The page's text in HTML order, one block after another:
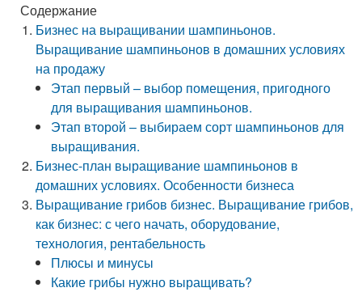
Содержание
Бизнес на выращивании шампиньонов.
Выращивание шампиньонов в домашних условиях
на продажу
Этап первый – выбор помещения, пригодного
для выращивания шампиньонов.
Этап второй – выбираем сорт шампиньонов для
выращивания.
Бизнес-план выращивание шампиньонов в
домашних условиях. Особенности бизнеса
Выращивание грибов бизнес. Выращивание грибов,
как бизнес: с чего начать, оборудование,
технология, рентабельность
Плюсы и минусы
Какие грибы нужно выращивать?